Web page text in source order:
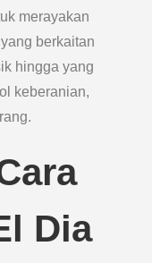
merayakan
berkaitan
hingga yang
keberanian,
Dia